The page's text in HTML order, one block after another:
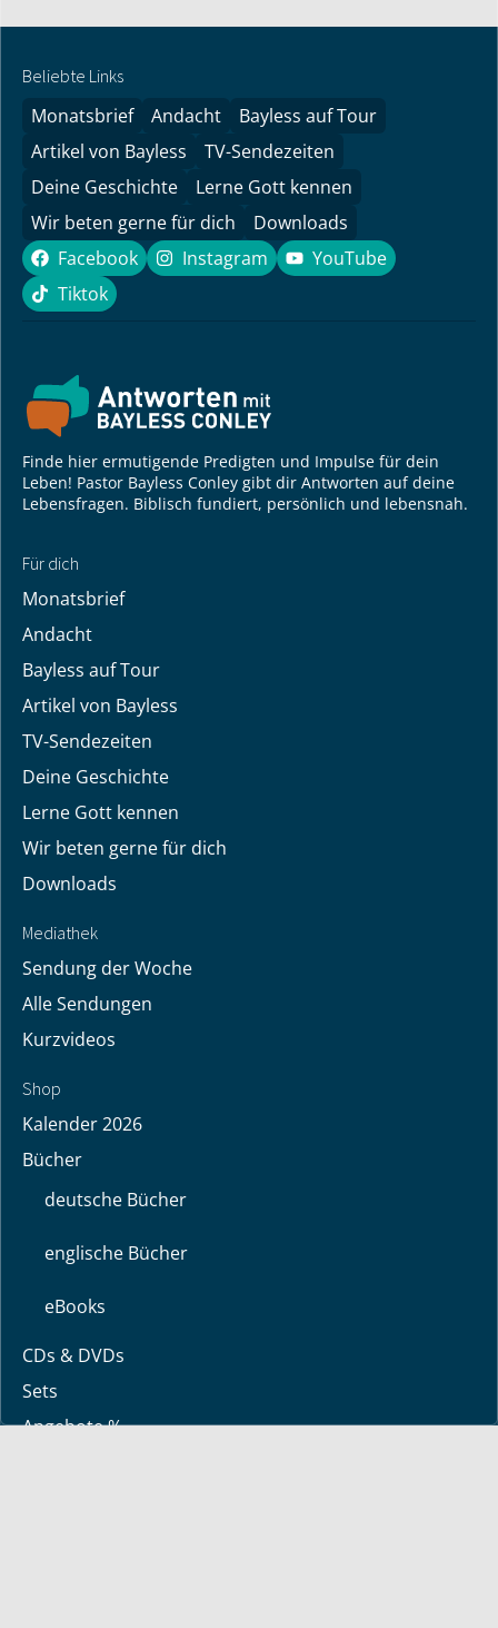
Beliebte Links
Monatsbrief Andacht
Bayless auf Tour
Artikel von Bayless
TV-Sendezeiten
Deine Geschichte
Lerne Gott kennen
Wir beten gerne für dich
Downloads
Facebook
Facebook Instagram
Instagram YouTube
YouTube
Tiktok
Tiktok
Finde hier ermutigende Predigten und Impulse für dein
Leben! Pastor Bayless Conley gibt dir Antworten auf deine
Lebensfragen. Biblisch fundiert, persönlich und lebensnah.
Für dich
Monatsbrief
Andacht
Bayless auf Tour
Artikel von Bayless
TV-Sendezeiten
Deine Geschichte
Lerne Gott kennen
Wir beten gerne für dich
Downloads
Mediathek
Sendung der Woche
Alle Sendungen
Kurzvideos
Shop
Kalender 2026
Bücher
deutsche Bücher
englische Bücher
eBooks
CDs & DVDs
Sets
Angebote %